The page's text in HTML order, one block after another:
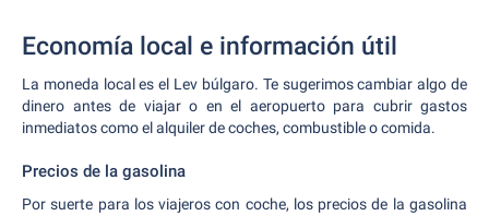
Economía local e información útil
La moneda local es el Lev búlgaro. Te sugerimos cambiar algo de
dinero antes de viajar o en el aeropuerto para cubrir gastos
inmediatos como el alquiler de coches, combustible o comida.
Precios de la gasolina
Por suerte para los viajeros con coche, los precios de la gasolina